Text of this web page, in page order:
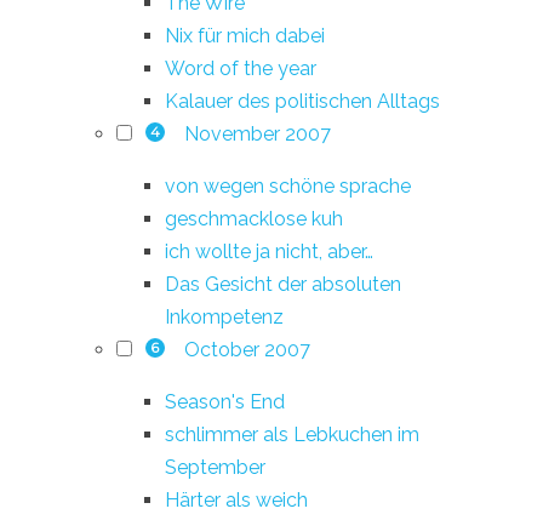
Nix für mich dabei
Word of the year
Kalauer des politischen Alltags
4 November 2007
von wegen schöne sprache
geschmacklose kuh
ich wollte ja nicht, aber…
Das Gesicht der absoluten
Inkompetenz
6 October 2007
Season's End
schlimmer als Lebkuchen im
September
Härter als weich